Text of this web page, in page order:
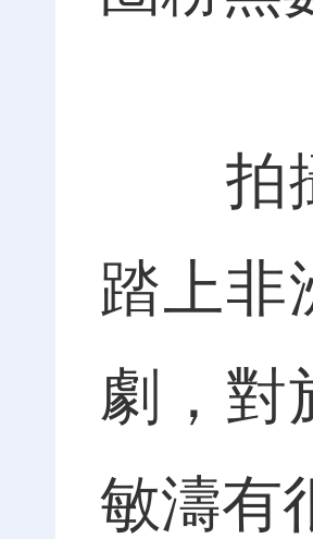
拍攝
踏上非
劇，對
敏濤有